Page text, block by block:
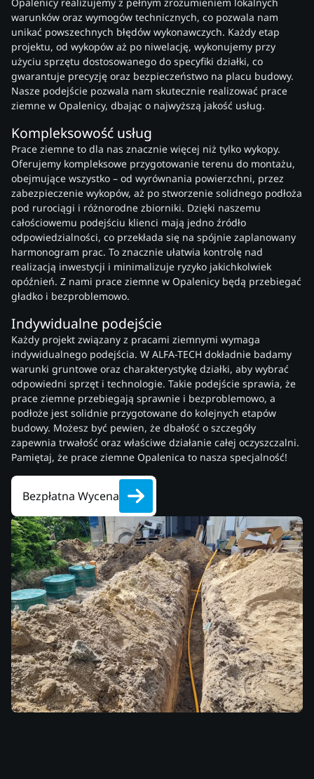
warunków oraz wymogów technicznych, co pozwala nam
unikać powszechnych błędów wykonawczych. Każdy etap
projektu, od wykopów aż po niwelację, wykonujemy przy
użyciu sprzętu dostosowanego do specyfiki działki, co
gwarantuje precyzję oraz bezpieczeństwo na placu budowy.
Nasze podejście pozwala nam skutecznie realizować prace
ziemne w Opalenicy, dbając o najwyższą jakość usług.
Kompleksowość usług
Prace ziemne to dla nas znacznie więcej niż tylko wykopy.
Oferujemy kompleksowe przygotowanie terenu do montażu,
obejmujące wszystko – od wyrównania powierzchni, przez
zabezpieczenie wykopów, aż po stworzenie solidnego podłoża
pod rurociągi i różnorodne zbiorniki. Dzięki naszemu
całościowemu podejściu klienci mają jedno źródło
odpowiedzialności, co przekłada się na spójnie zaplanowany
harmonogram prac. To znacznie ułatwia kontrolę nad
realizacją inwestycji i minimalizuje ryzyko jakichkolwiek
opóźnień. Z nami prace ziemne w Opalenicy będą przebiegać
gładko i bezproblemowo.
Indywidualne podejście
Każdy projekt związany z pracami ziemnymi wymaga
indywidualnego podejścia. W ALFA-TECH dokładnie badamy
warunki gruntowe oraz charakterystykę działki, aby wybrać
odpowiedni sprzęt i technologie. Takie podejście sprawia, że
prace ziemne przebiegają sprawnie i bezproblemowo, a
podłoże jest solidnie przygotowane do kolejnych etapów
budowy. Możesz być pewien, że dbałość o szczegóły
zapewnia trwałość oraz właściwe działanie całej oczyszczalni.
Pamiętaj, że prace ziemne Opalenica to nasza specjalność!
Bezpłatna Wycena